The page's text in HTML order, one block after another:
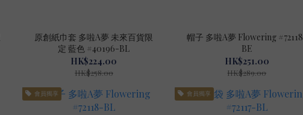
原創紙巾套 多啦A夢 未來百貨限
定 藍色 #40196-BL
HK$224.00
HK$258.00
帽子 多啦A夢 Flowering #72118-
BE
HK$251.00
HK$289.00
會員獨享 會員獨享